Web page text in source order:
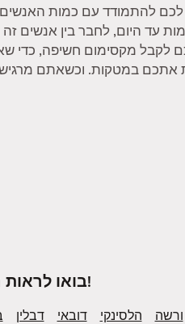
לכם להתמודד עם כמות
התאמות עד היום, לחבר בין
לקבל מקסימום חשיפה, כדי
בואו לראות מה קורה בעוד ערי טינדר באזור שלכם!
דבלין דובאי הלסינקי ורשה